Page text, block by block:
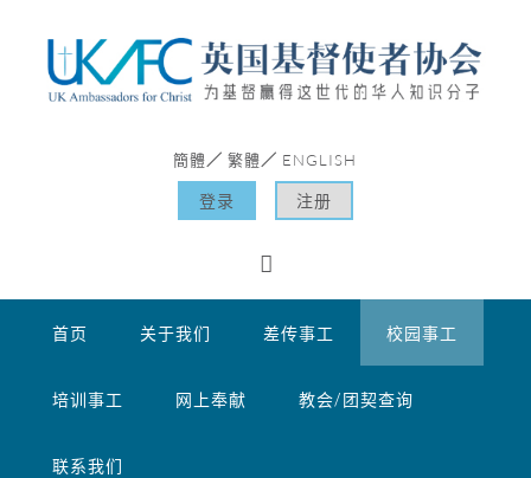
簡體／ 繁體／ ENGLISH
登录 注册
首页 关于我们 差传事工 校园事工
培训事工 网上奉献 教会/团契查询
联系我们